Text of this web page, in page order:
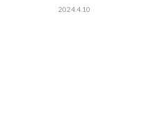
2024.4.10